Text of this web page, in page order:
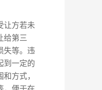
让方若未
给第三
失等。违
到一定的
方式，